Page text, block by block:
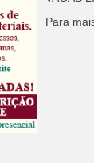
Para